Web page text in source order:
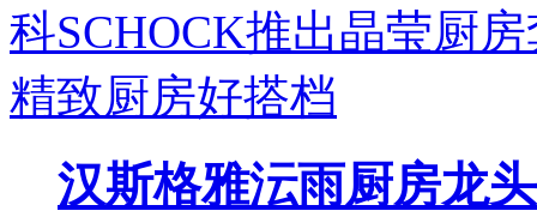
汉斯格雅沄雨厨房龙